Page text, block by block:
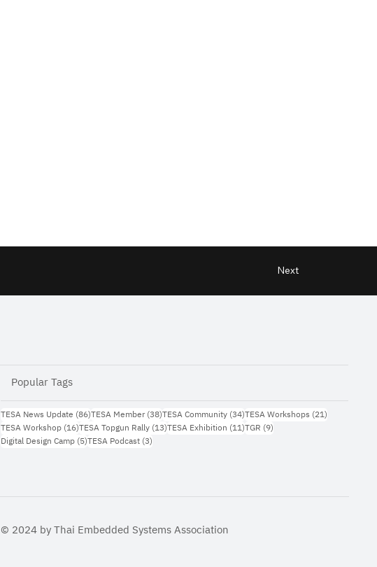
Next
Popular Tags
TESA News Update (86)86 กระทู้
TESA Member(38)38 กระทู้
TESA Community (34)34 กระทู้
TESA Workshops (21)
TESA Workshop (16)16 กระทู้
TESA Topgun Rally (13)13 กระทู้
TESA Exhibition (11)11 กระทู้
TGR (9)
Digital Design Camp (5)5 กระทู้
TESA Podcast (3)
© 2024 by Thai Embedded Systems Association